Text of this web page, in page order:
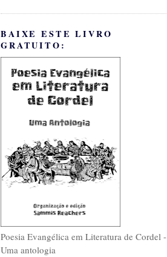
BAIXE ESTE LIVRO
GRATUITO:
Poesia Evangélica em Literatura de Cordel -
Uma antologia